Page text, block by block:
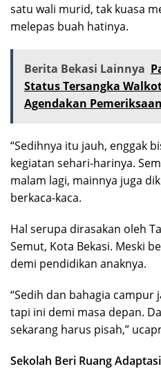
satu wali murid, tak kuasa
melepas buah hatinya.
Berita Bekasi Lainnya
Status Tersangka
Agendakan
“Sedihnya itu jauh, enggak
kegiatan sehari-harinya.
malam lagi, mainnya juga
berkaca-kaca.
Hal serupa dirasakan oleh
Semut, Kota Bekasi. Meski
demi pendidikan anaknya.
“Sedih dan bahagia campur
tapi ini demi masa depan.
sekarang harus pisah,”
Sekolah Beri Ruang